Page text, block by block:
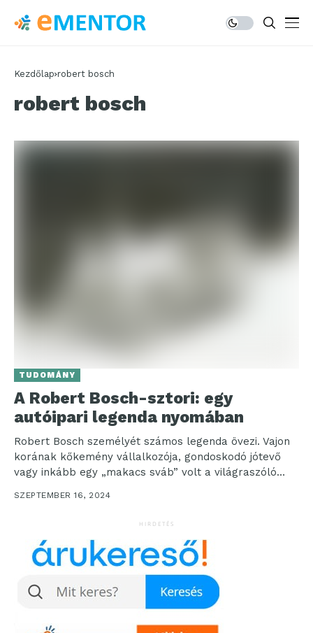
Kezdőlap robert bosch
robert bosch
TUDOMÁNY
A Robert Bosch-sztori: egy
autóipari legenda nyomában
Robert Bosch személyét számos legenda övezi. Vajon
korának kőkemény vállalkozója, gondoskodó jótevő
vagy inkább egy „makacs sváb” volt a világraszóló
SZEPTEMBER 16, 2024
HIRDETÉS